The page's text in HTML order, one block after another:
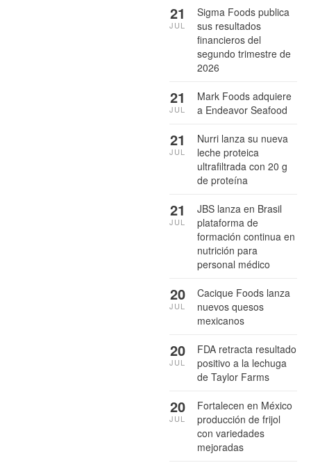
Sigma Foods publica
sus resultados
financieros del
segundo trimestre de
2026
21
JUL
Mark Foods adquiere
a Endeavor Seafood
21
JUL
Nurri lanza su nueva
leche proteica
ultrafiltrada con 20 g
de proteína
21
JUL
JBS lanza en Brasil
plataforma de
formación continua en
nutrición para
personal médico
21
JUL
Cacique Foods lanza
nuevos quesos
mexicanos
20
JUL
FDA retracta resultado
positivo a la lechuga
de Taylor Farms
20
JUL
Fortalecen en México
producción de frijol
con variedades
mejoradas
20
JUL